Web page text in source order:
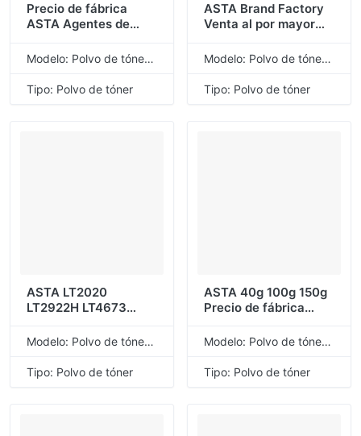
Precio de fábrica
ASTA Agentes de
Reclutar Recarga
compatible a granel
para Lexmark E120
Modelo: Polvo de tóner de recarga universal
Tipo: Polvo de tóner
ASTA Brand Factory
Venta al por mayor
universal LD228
compatible para
Lenovo
Modelo: Polvo de tóner de recarga universal
Tipo: Polvo de tóner
ASTA LT2020
LT2922H LT4673
LT4636 LT4636H
LT2641 LT2641H LT20
polvo de tóner
Modelo: Polvo de tóner de recarga universal
Tipo: Polvo de tóner
ASTA 40g 100g 150g
Precio de fábrica
Agentes Reclutar
de tóner compatible a
granel para Lexmark
Modelo: Polvo de tóner de recarga universal
Tipo: Polvo de tóner